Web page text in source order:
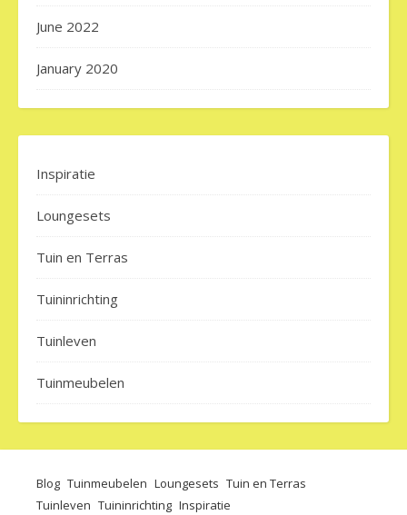
June 2022
January 2020
Inspiratie
Loungesets
Tuin en Terras
Tuininrichting
Tuinleven
Tuinmeubelen
Blog Tuinmeubelen Loungesets Tuin en Terras
Tuinleven Tuininrichting Inspiratie